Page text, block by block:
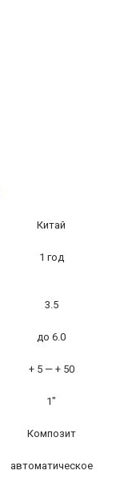
Китай
1 год
3.5
до 6.0
+ 5 — + 50
1″
Композит
автоматическое